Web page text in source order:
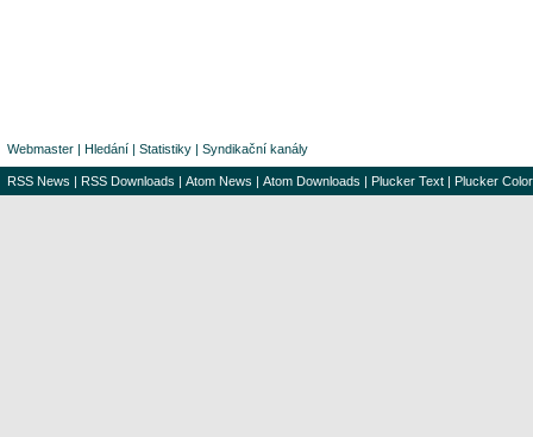
Webmaster | Hledání | Statistiky | Syndikační kanály
RSS News | RSS Downloads | Atom News | Atom Downloads | Plucker Text | Plucker Color